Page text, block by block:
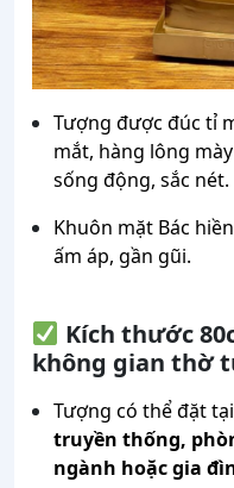
Tượng được đúc tỉ
mắt, hàng lông
sống động, sắc nét.
Khuôn mặt Bác
ấm áp, gần gũi.
Kích thước
không gian thờ
Tượng có thể đặt tại
truyền thống,
ngành hoặc gia